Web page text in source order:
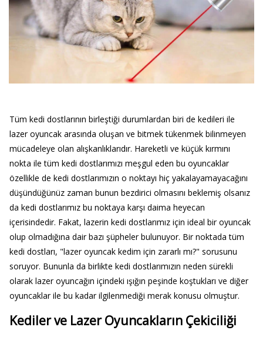
Tüm kedi dostlarının birleştiği durumlardan biri de kedileri ile
lazer oyuncak arasında oluşan ve bitmek tükenmek bilinmeyen
mücadeleye olan alışkanlıklarıdır. Hareketli ve küçük kırmını
nokta ile tüm kedi dostlarımızı meşgul eden bu oyuncaklar
özellikle de kedi dostlarımızın o noktayı hiç yakalayamayacağını
düşündüğünüz zaman bunun bezdirici olmasını beklemiş olsanız
da kedi dostlarımız bu noktaya karşı daima heyecan
içerisindedir. Fakat, lazerin kedi dostlarımız için ideal bir oyuncak
olup olmadığına dair bazı şüpheler bulunuyor. Bir noktada tüm
kedi dostları, "lazer oyuncak kedim için zararlı mı?" sorusunu
soruyor. Bununla da birlikte kedi dostlarımızın neden sürekli
olarak lazer oyuncağın içindeki ışığın peşinde koştukları ve diğer
oyuncaklar ile bu kadar ilgilenmediği merak konusu olmuştur.
Kediler ve Lazer Oyuncakların Çekiciliği